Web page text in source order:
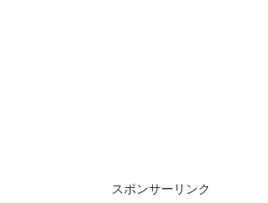
スポンサーリンク